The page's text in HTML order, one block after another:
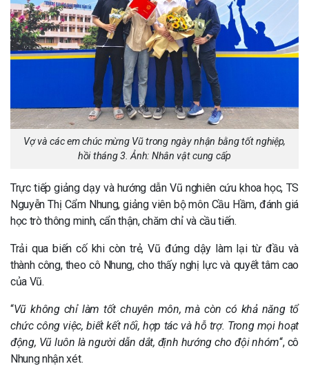
Vợ và các em chúc mừng Vũ trong ngày nhận bằng tốt nghiệp,
hồi tháng 3. Ảnh: Nhân vật cung cấp
Trực tiếp giảng dạy và hướng dẫn Vũ nghiên cứu khoa học, TS
Nguyễn Thị Cẩm Nhung, giảng viên bộ môn Cầu Hầm, đánh giá
học trò thông minh, cẩn thận, chăm chỉ và cầu tiến.
Trải qua biến cố khi còn trẻ, Vũ đứng dậy làm lại từ đầu và
thành công, theo cô Nhung, cho thấy nghị lực và quyết tâm cao
của Vũ.
“Vũ không chỉ làm tốt chuyên môn, mà còn có khả năng tổ
chức công việc, biết kết nối, hợp tác và hỗ trợ. Trong mọi hoạt
động, Vũ luôn là người dẫn dắt, định hướng cho đội nhóm“, cô
Nhung nhận xét.